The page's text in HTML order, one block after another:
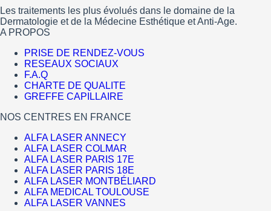
Les traitements les plus évolués dans le domaine de la
Dermatologie et de la Médecine Esthétique et Anti-Age.
A PROPOS
PRISE DE RENDEZ-VOUS
RESEAUX SOCIAUX
F.A.Q
CHARTE DE QUALITE
GREFFE CAPILLAIRE
NOS CENTRES EN FRANCE
ALFA LASER ANNECY
ALFA LASER COLMAR
ALFA LASER PARIS 17E
ALFA LASER PARIS 18E
ALFA LASER MONTBÉLIARD
ALFA MEDICAL TOULOUSE
ALFA LASER VANNES